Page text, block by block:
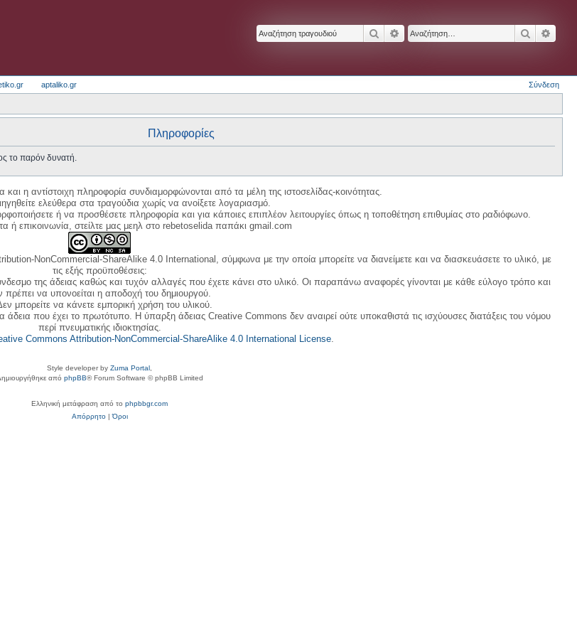
ΑναζήτησηΕιδική αναζήτηση
aptaliko.gr Σύνδεση
Πληροφορίες
το παρόν δυνατή.
και η αντίστοιχη πληροφορία συνδιαμορφώνονται από τα μέλη της ιστοσελίδας-κοινότητας.
ελεύθερα στα τραγούδια χωρίς να ανοίξετε λογαριασμό.
ή να προσθέσετε πληροφορία και για κάποιες επιπλέον λειτουργίες όπως η τοποθέτηση επιθυμίας στο ραδιόφωνο.
ή επικοινωνία, στείλτε μας μεηλ στο rebetoselida παπάκι gmail.com
NonCommercial-ShareAlike 4.0 International, σύμφωνα με την οποία μπορείτε να διανείμετε και να διασκευάσετε το υλικό, με
τις εξής προϋποθέσεις:
της άδειας καθώς και τυχόν αλλαγές που έχετε κάνει στο υλικό. Οι παραπάνω αναφορές γίνονται με κάθε εύλογο τρόπο και
πρέπει να υπονοείται η αποδοχή του δημιουργού.
μπορείτε να κάνετε εμπορική χρήση του υλικού.
που έχει το πρωτότυπο. Η ύπαρξη άδειας Creative Commons δεν αναιρεί ούτε υποκαθιστά τις ισχύουσες διατάξεις του νόμου
περί πνευματικής ιδιοκτησίας.
Commons Attribution-NonCommercial-ShareAlike 4.0 International License.
Style developer by Zuma Portal
από phpBB® Forum Software © phpBB Limited
Ελληνική μετάφραση από το phpbbgr.com
Απόρρητο|Όροι